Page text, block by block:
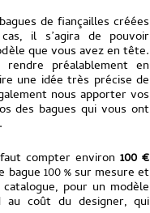
de fiançailles créées
il s’agira de pouvoir
que vous avez en tête.
préalablement en
une idée très précise de
nous apporter vos
des bagues qui vous ont
compter environ100 €
100 % sur mesure et
pour un modèle
au coût du designer, qui